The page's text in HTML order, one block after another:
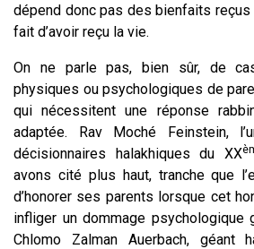
dépend donc pas des bienfaits
fait d’avoir reçu la vie.
On ne parle pas, bien sûr, de
physiques ou psychologiques de
qui nécessitent une réponse
adaptée. Rav Moché Feinstein,
décisionnaires halakhiques du XX
avons cité plus haut, tranche que
d’honorer ses parents lorsque cet
infliger un dommage psychologique
Chlomo Zalman Auerbach, géant